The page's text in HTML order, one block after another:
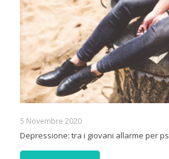
5 Novembre 2020
Depressione: tra i giovani allarme per